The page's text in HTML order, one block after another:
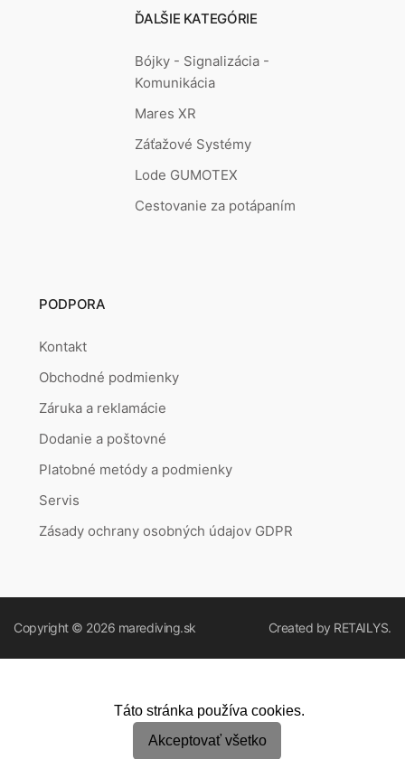
ĎALŠIE KATEGÓRIE
Bójky - Signalizácia -
Komunikácia
Mares XR
Záťažové Systémy
Lode GUMOTEX
Cestovanie za potápaním
PODPORA
Kontakt
Obchodné podmienky
Záruka a reklamácie
Dodanie a poštovné
Platobné metódy a podmienky
Servis
Zásady ochrany osobných údajov GDPR
Copyright © 2026 marediving.sk Created by RETAILYS.
Táto stránka používa cookies.
Akceptovať všetko